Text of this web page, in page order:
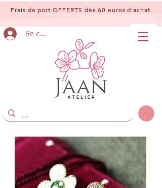
Frais de port OFFERTS dès 60 euros d'achat.
Se connecter